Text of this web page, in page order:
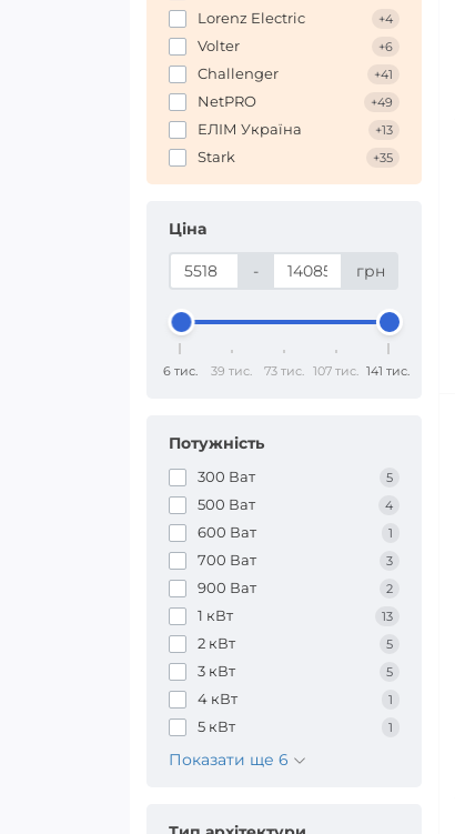
Lorenz Electric
+4
Volter +6
Challenger +41
NetPRO +49
ЕЛІМ Україна +13
Stark +35
Ціна
- грн
6 тис. 39 тис. 73 тис. 107 тис. 141 тис.
Потужність
300 Ват 5
500 Ват 4
600 Ват 1
700 Ват 3
900 Ват 2
1 кВт 13
2 кВт 5
3 кВт 5
4 кВт 1
5 кВт 1
Показати ще 6